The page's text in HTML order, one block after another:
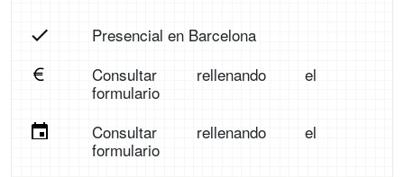
Presencial en Barcelona
Consultar rellenando el
formulario
Consultar rellenando el
formulario